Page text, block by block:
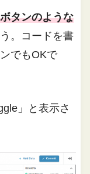
タンのような
。コードを書
でもOKで
」と表示さ